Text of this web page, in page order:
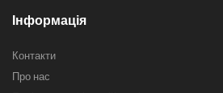
Інформація
Контакти
Про нас